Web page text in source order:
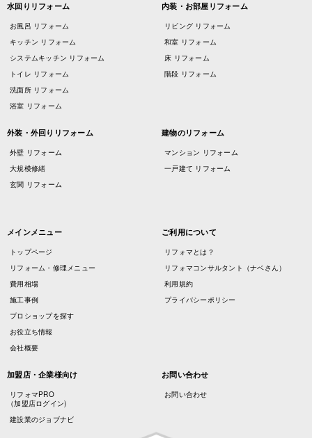
水回りリフォーム
お風呂 リフォーム
キッチン リフォーム
システムキッチン リフォーム
トイレ リフォーム
洗面所 リフォーム
浴室 リフォーム
内装・お部屋リフォーム
リビング リフォーム
和室 リフォーム
床 リフォーム
階段 リフォーム
外装・外回りリフォーム
外壁 リフォーム
大規模修繕
玄関 リフォーム
建物のリフォーム
マンション リフォーム
一戸建て リフォーム
メインメニュー
トップページ
リフォーム・修理メニュー
費用相場
施工事例
プロショップを探す
お役立ち情報
会社概要
ご利用について
リフォマとは？
リフォマコンサルタント（ナベさん）
利用規約
プライバシーポリシー
加盟店・企業様向け
リフォマPRO
（加盟店ログイン)
建設業のジョブナビ
お問い合わせ
お問い合わせ